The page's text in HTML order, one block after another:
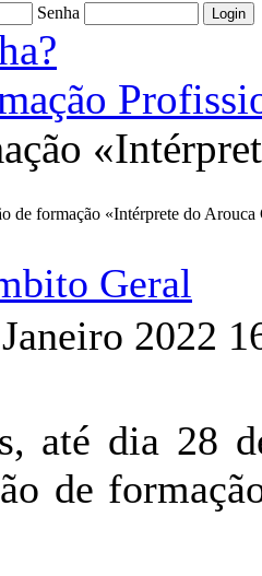
Senha
de formação «Intérprete do Arouca
Geral
2022
até dia 28
de